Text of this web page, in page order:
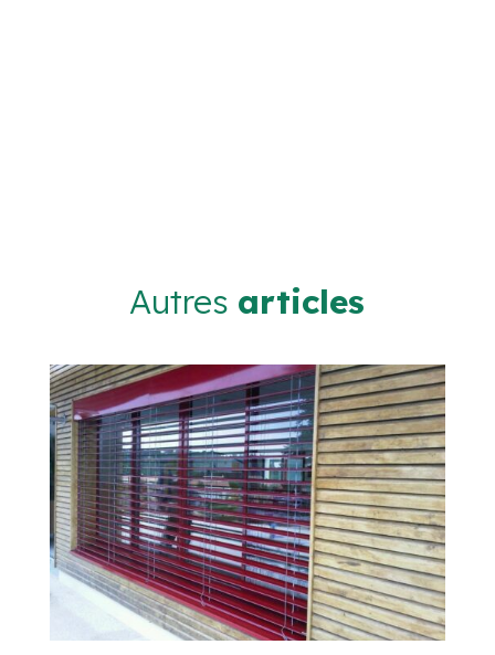
Autres articles